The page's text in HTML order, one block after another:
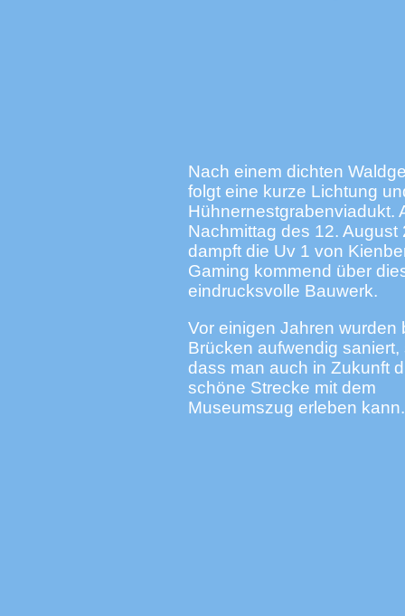
Nach einem dichten
folgt eine kurze Lichtung
Hühnernestgrabenviadukt.
Nachmittag des 12. August
dampft die Uv 1 von
Gaming kommend über
eindrucksvolle Bauwerk.
Vor einigen Jahren wurden
Brücken aufwendig saniert,
dass man auch in Zukunft
schöne Strecke mit dem
Museumszug erleben kann.